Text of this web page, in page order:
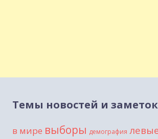
Темы новостей и
в мире выборы демография